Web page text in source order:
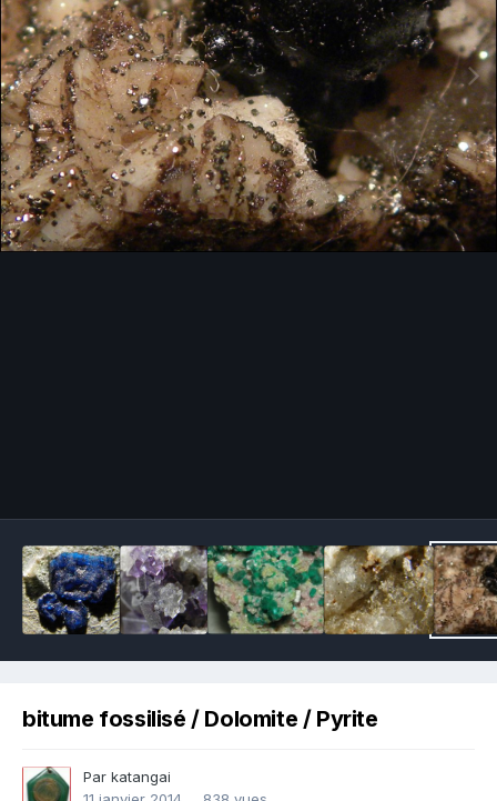
bitume fossilisé / Dolomite / Pyrite
Par katangai